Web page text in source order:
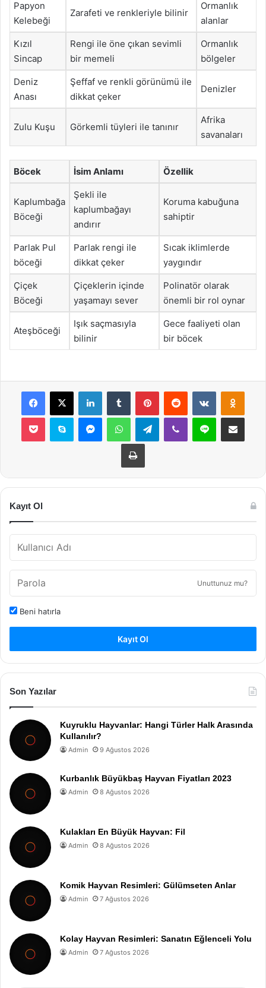
Papyon
Kelebeği
Zarafeti ve renkleriyle bilinir
Ormanlık
alanlar
Kızıl
Sincap
Rengi ile öne çıkan sevimli
bir memeli
Ormanlık
bölgeler
Deniz
Anası
Şeffaf ve renkli görünümü ile
dikkat çeker
Denizler
Zulu Kuşu Görkemli tüyleri ile tanınır
Afrika
savanaları
Böcek İsim Anlamı Özellik
Kaplumbağa
Böceği
Şekli ile
kaplumbağayı
andırır
Koruma kabuğuna
sahiptir
Parlak Pul
böceği
Parlak rengi ile
dikkat çeker
Sıcak iklimlerde
yaygındır
Çiçek
Böceği
Çiçeklerin içinde
yaşamayı sever
Polinatör olarak
önemli bir rol oynar
Ateşböceği
Işık saçmasıyla
bilinir
Gece faaliyeti olan
bir böcek
Facebook
X LinkedInTumblr PinterestReddit VKontakte
Pocket Skype MessengerWhatsAppTelegramViber Line E-Posta ile
Yazdır
Kayıt Ol
Unuttunuz mu?
Beni hatırla
Kayıt Ol
Son Yazılar
Kuyruklu Hayvanlar: Hangi Türler Halk Arasında
Kullanılır?
Admin 9 Ağustos 2026
Kurbanlık Büyükbaş Hayvan Fiyatları 2023
Admin 8 Ağustos 2026
Kulakları En Büyük Hayvan: Fil
Admin 8 Ağustos 2026
Komik Hayvan Resimleri: Gülümseten Anlar
Admin 7 Ağustos 2026
Kolay Hayvan Resimleri: Sanatın Eğlenceli Yolu
Admin 7 Ağustos 2026